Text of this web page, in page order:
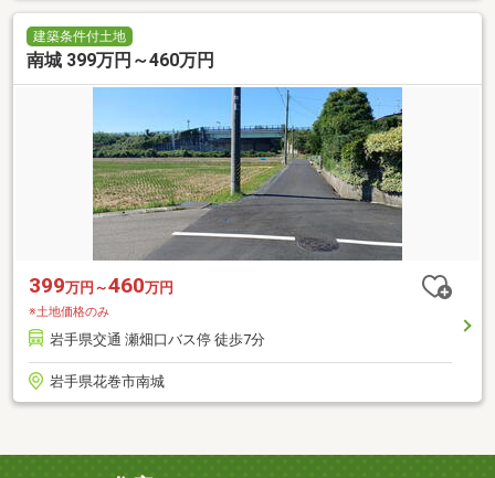
建築条件付土地
南城 399万円～460万円
399万円～460万円
※土地価格のみ
岩手県交通 瀬畑口バス停 徒歩7分
岩手県花巻市南城